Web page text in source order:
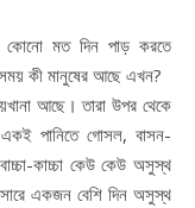
কোনো মত দিন পাড় করতে
কী মানুষের আছে এখন?
আছে। তারা উপর থেকে
পানিতে গোসল, বাসন-
কাচ্চা কেউ কেউ অসুস্থ
একজন বেশি দিন অসুস্থ